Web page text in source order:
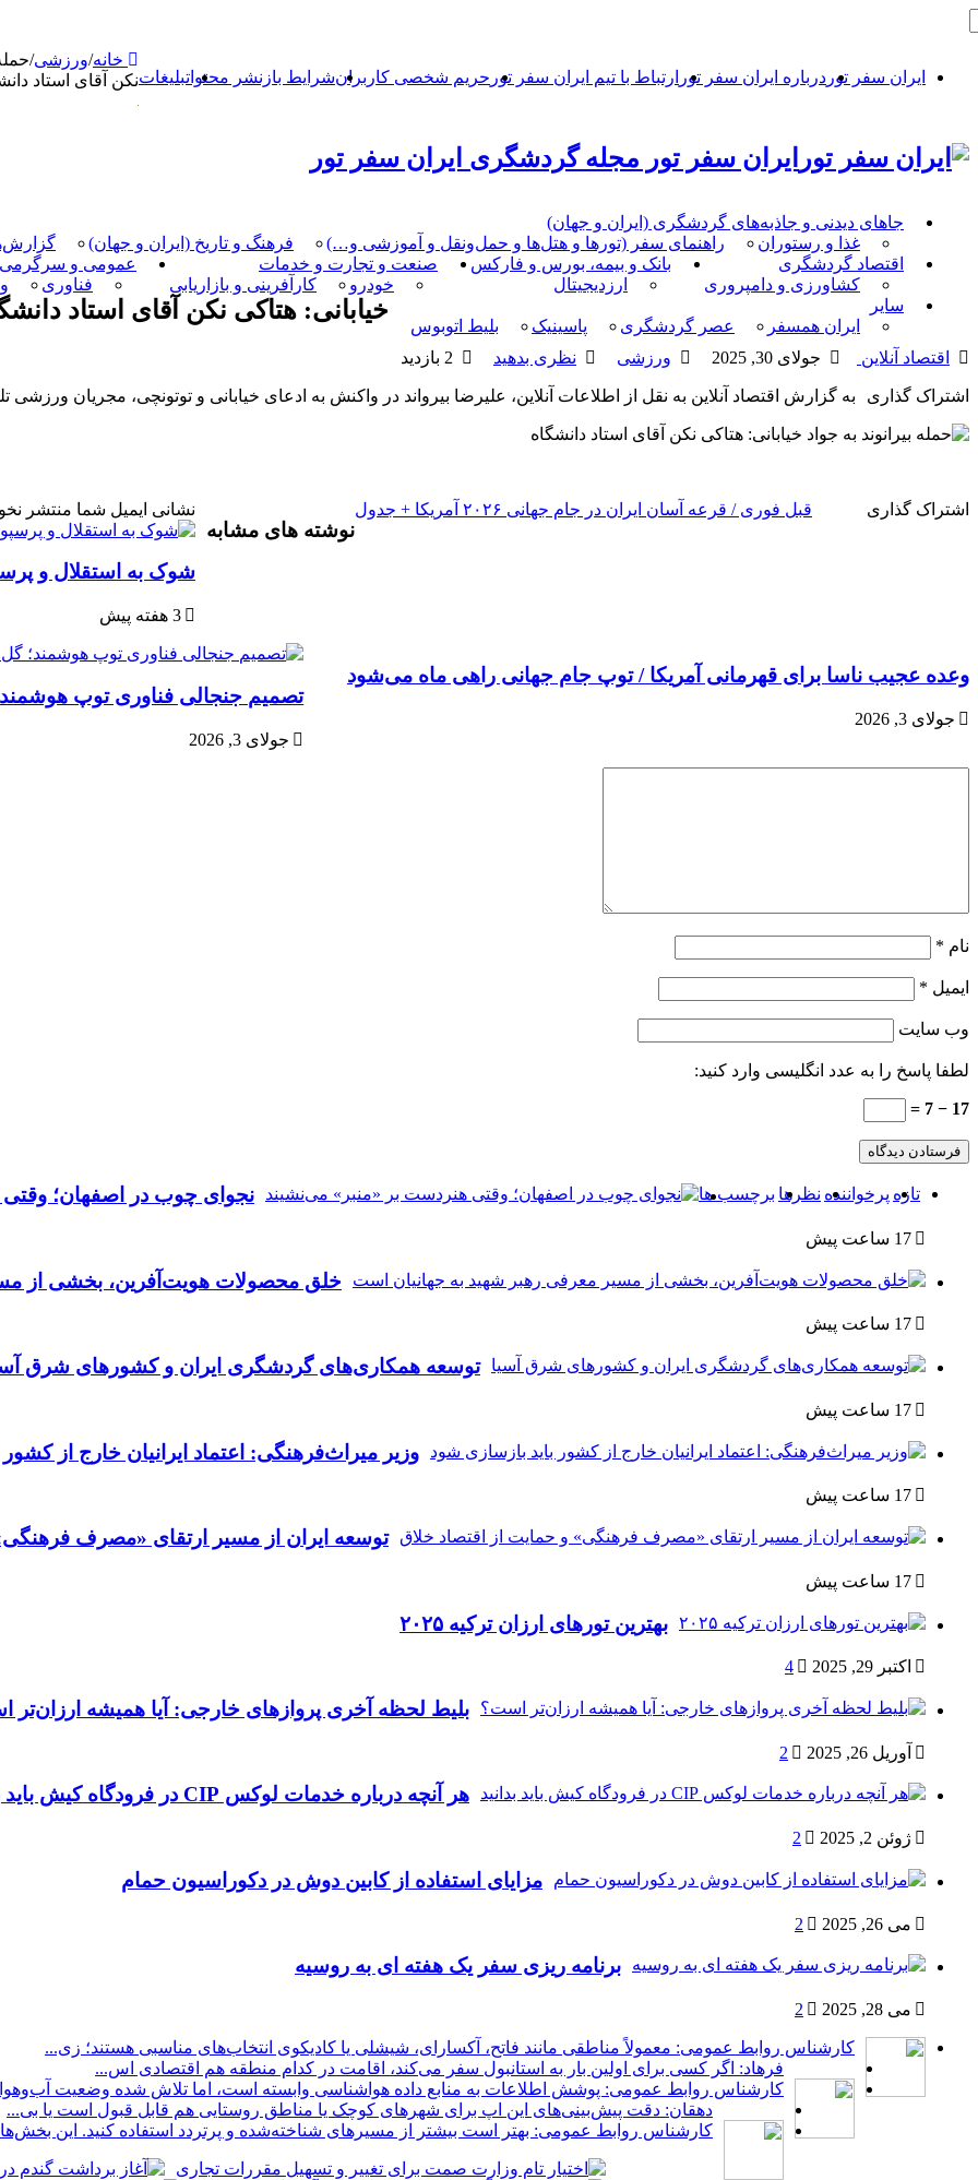
ایران سفر تور درباره ایران سفر تور ارتباط با تیم ایران سفر تور حریم شخصی کاربرانشرایط بازنشر محتوا تبلیغات
ایران سفر تور مجله گردشگری ایران سفر تور
جاهای دیدنی و جاذبه‌های گردشگری (ایران و جهان)
غذا و رستوران
راهنمای سفر (تورها و هتل‌ها و حمل‌و‌نقل و آموزشی و…) فرهنگ و تاریخ (ایران و جهان)
اقتصاد گردشگری
کشاورزی و دامپروری
بانک و بیمه، بورس و فارکس
ارزدیجیتال
صنعت و تجارت و خدمات
خودرو
کارآفرینی و بازاریابی
عمومی و سرگرمی
فناوری
سایر
ایران همسفر
عصر گردشگری پاسینیک بلیط اتوبوس
خانه/ورزشی/
نکن آقای استاد
خیابانی: هتاکی نکن آقای استاد
اقتصاد آنلاین جولای 30, 2025 ورزشی نظری بدهید 2 بازدید
اشتراک گذاری به گزارش اقتصاد آنلاین به نقل از اطلاعات آنلاین، علیرضا بیرواند در واکنش به ادعای خیابانی و توتونچی، مجریان ورزشی
اشتراک گذاری قبل فوری / قرعه آسان ایران در جام جهانی ۲۰۲۶ آمریکا + جدول
نوشته های مشابه
شوک به استقلال و
3 هفته پیش
وعده عجیب ناسا برای قهرمانی آمریکا / توپ جام جهانی راهی ماه می‌شود
جولای 3, 2026
تصمیم جنجالی فناوری توپ
جولای 3, 2026
نشانی ایمیل شما منتشر
نام *
ایمیل *
وب‌ سایت
لطفا پاسخ را به عدد انگلیسی وارد کنید:
17 − 7 =
تازه پرخواننده نظرها برچسب ها نجوای چوب در اصفهان؛
17 ساعت پیش
خلق محصولات هویت‌آفرین، بخشی از
17 ساعت پیش
توسعه همکاری‌های گردشگری ایران و کشورهای شرق
17 ساعت پیش
وزیر میراث‌فرهنگی: اعتماد ایرانیان خارج از
17 ساعت پیش
توسعه ایران از مسیر ارتقای «مصرف
17 ساعت پیش
بهترین تورهای ارزان ترکیه ۲۰۲۵
اکتبر 29, 2025 4
بلیط لحظه آخری پروازهای خارجی: آیا همیشه ارزان‌تر
آوریل 26, 2025 2
هر آنچه درباره خدمات لوکس CIP در فرودگاه‌ کیش باید بدانید
ژوئن 2, 2025 2
مزایای استفاده از کابین دوش در دکوراسیون حمام
می 26, 2025 2
برنامه ریزی سفر یک هفته ای به روسیه
می 28, 2025 2
کارشناس روابط عمومی: معمولاً مناطقی مانند فاتح، آکسارای، شیشلی یا کادیکوی انتخاب‌های مناسبی هستند؛ زی...
فرهاد: اگر کسی برای اولین بار به استانبول سفر می‌کند، اقامت در کدام منطقه هم اقتصادی اس...
کارشناس روابط عمومی: پوشش اطلاعات به منابع داده هواشناسی وابسته است، اما تلاش شده وضعیت آب‌وهوا
دهقان: دقت پیش‌بینی‌های این اپ برای شهرهای کوچک یا مناطق روستایی هم قابل قبول است یا بی...
کارشناس روابط عمومی: بهتر است بیشتر از مسیرهای شناخته‌شده و پرتردد استفاده کنید. این بخش‌ها